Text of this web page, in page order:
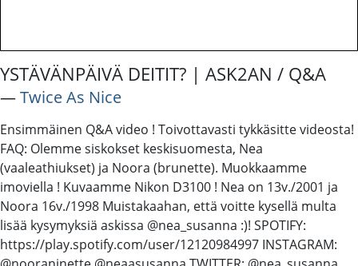
YSTÄVÄNPÄIVÄ DEITIT? | ASK2AN / Q&A
―Twice As Nice
Ensimmäinen Q&A video ! Toivottavasti tykkäsitte videosta!
FAQ: Olemme siskokset keskisuomesta, Nea
(vaaleathiukset) ja Noora (brunette). Muokkaamme
imoviella ! Kuvaamme Nikon D3100 ! Nea on 13v./2001 ja
Noora 16v./1998 Muistakaahan, että voitte kysellä multa
lisää kysymyksiä askissa @nea_susanna :)! SPOTIFY:
https://play.spotify.com/user/12120984997 INSTAGRAM: